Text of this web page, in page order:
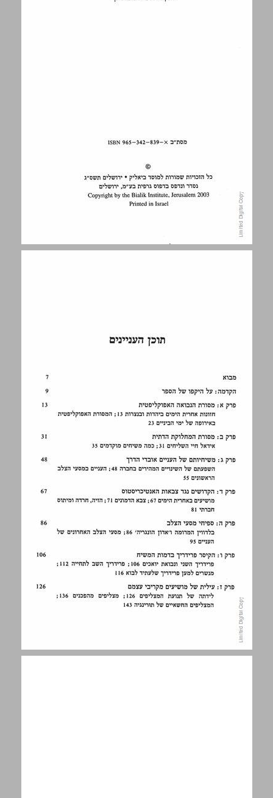
מבוא ... 7